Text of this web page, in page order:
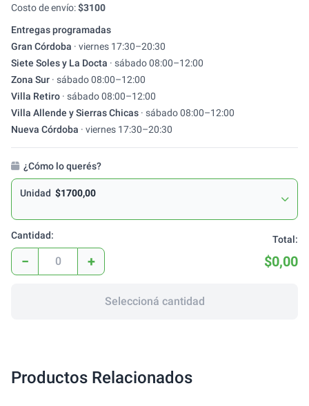
Costo de envío:$3100
Entregas programadas
Gran Córdoba · viernes 17:30–20:30
Siete Soles y La Docta · sábado08:00–12:00
Zona Sur · sábado08:00–12:00
Villa Retiro · sábado08:00–12:00
Villa Allende y Sierras Chicas · sábado08:00–12:00
Nueva Córdoba · viernes 17:30–20:30
¿Cómo lo querés?
Unidad $1700,00
Cantidad:
− +
Total:
$0,00
Seleccioná cantidad
Productos Relacionados